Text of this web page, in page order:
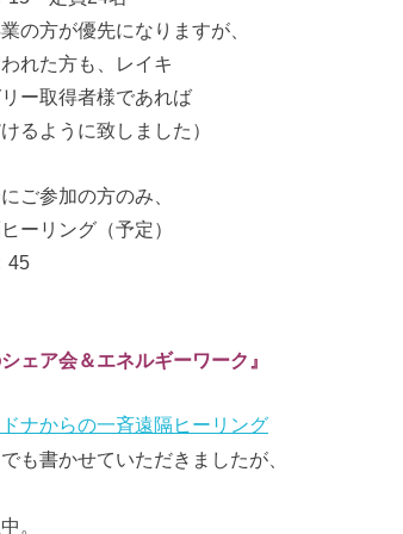
の方が優先になりますが、
れた方も、レイキ
ー取得者様であれば
るように致しました）
ご参加の方のみ、
ーリング（予定）
45
シェア会＆エネルギーワーク』
ドナからの一斉遠隔ヒーリング
も書かせていただきましたが、
。